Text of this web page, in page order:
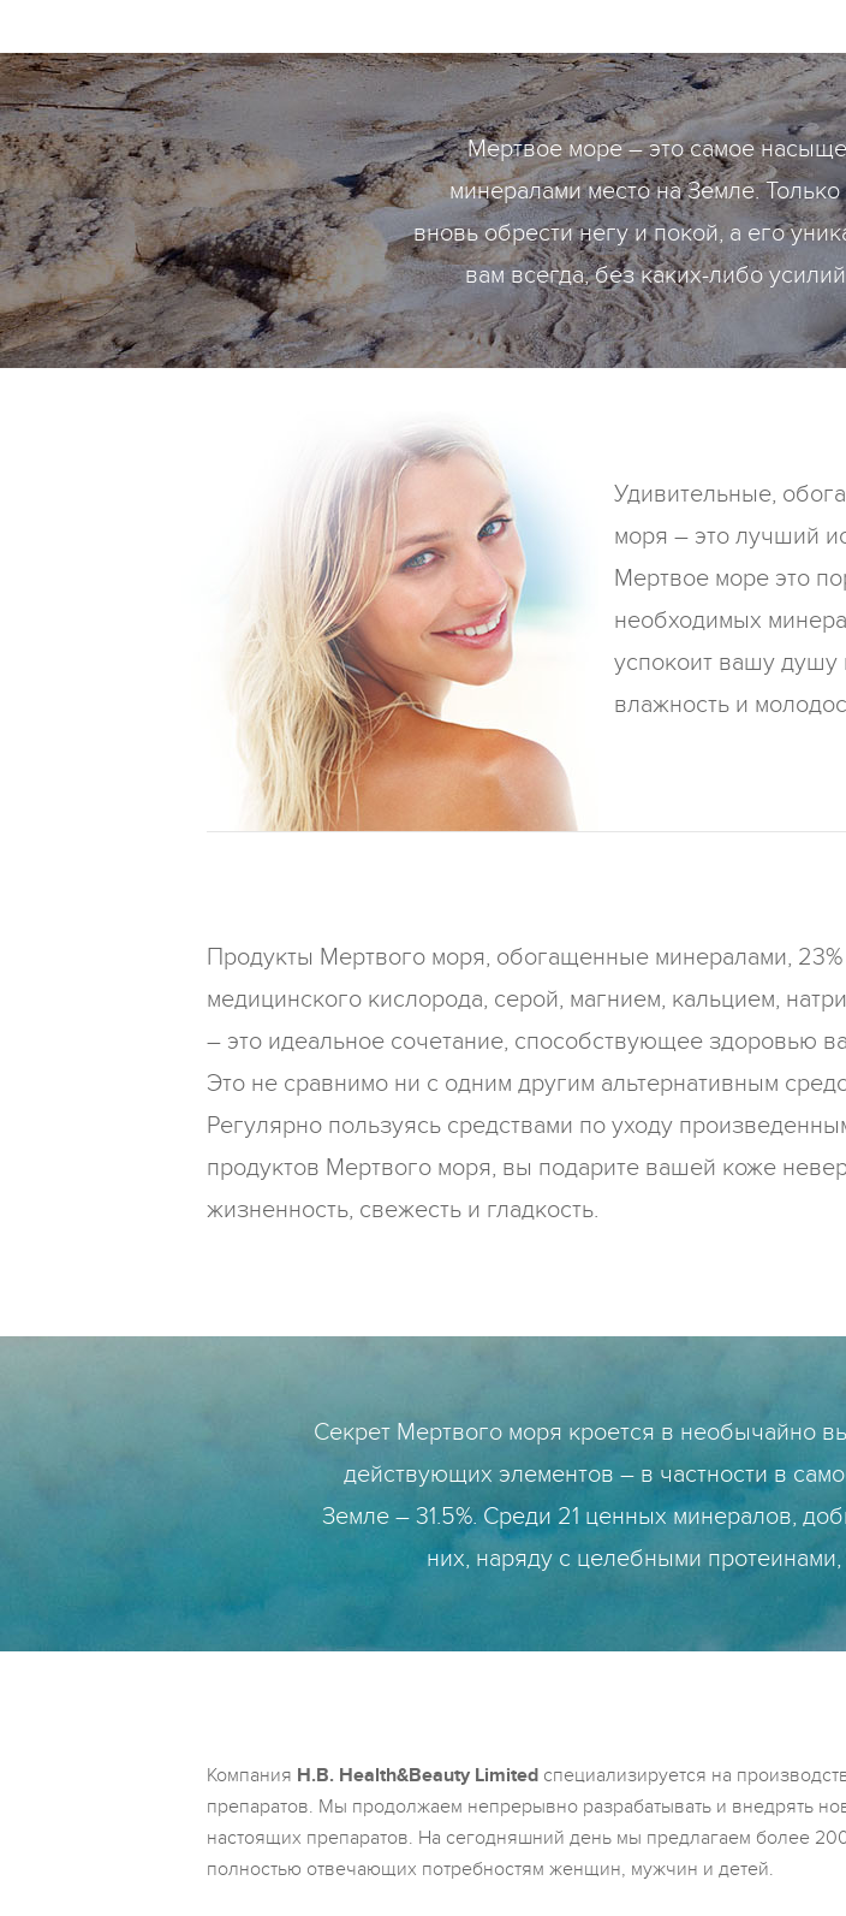
Мертвое море – это самое
минералами место на Земле.
вновь обрести негу и покой, a его
вам всегда, без каких-либо
Удивительные,
моря – это лучший
Mертвое море это
необходимых
успокоит вашу душу
влажность и
Продукты Мертвого моря, обогащенные минералами, 23%
медицинского кислорода, серой, магнием, кальцием,
– это идеальное сочетание, способствующее здоровью
Это не cравнимо ни с одним другим альтернативным
Регулярно пользуясь средствами по уходу
продуктов Мертвого моря, вы подарите вашей коже
жизненность, свежесть и гладкость.
Секрет Мертвого моря кроется в необычайно
действующих элементов – в частности в
Земле – 31.5%. Среди 21 ценных минералов,
них, наряду с целебными
Компания H.B. Health&Beauty Limited специализируется на
препаратов. Мы продолжаем непрерывно разрабатывать и внедрять
настоящих препаратов. На сегодняшний день мы предлагаем более
полностью отвечающих потребностям женщин, мужчин и детей.